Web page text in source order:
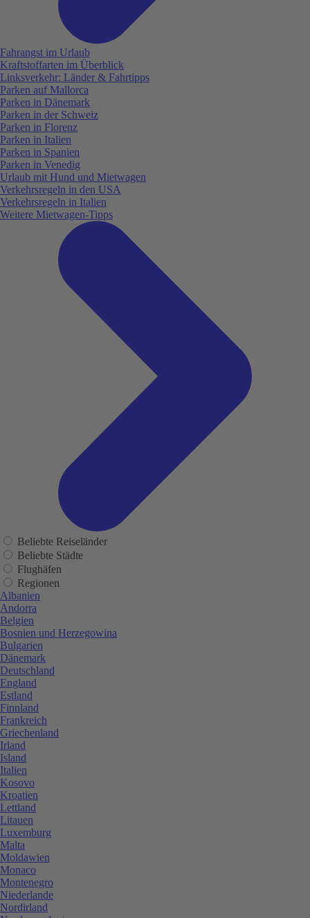
Fahrangst im Urlaub
Kraftstoffarten im Überblick
Linksverkehr: Länder & Fahrtipps
Parken auf Mallorca
Parken in Dänemark
Parken in der Schweiz
Parken in Florenz
Parken in Italien
Parken in Spanien
Parken in Venedig
Urlaub mit Hund und Mietwagen
Verkehrsregeln in den USA
Verkehrsregeln in Italien
Weitere Mietwagen-Tipps
Beliebte Reiseländer
Beliebte Städte
Flughäfen
Regionen
Albanien
Andorra
Belgien
Bosnien und Herzegowina
Bulgarien
Dänemark
Deutschland
England
Estland
Finnland
Frankreich
Griechenland
Irland
Island
Italien
Kosovo
Kroatien
Lettland
Litauen
Luxemburg
Malta
Moldawien
Monaco
Montenegro
Niederlande
Nordirland